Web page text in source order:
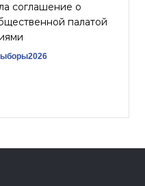
соглашение о
палатой